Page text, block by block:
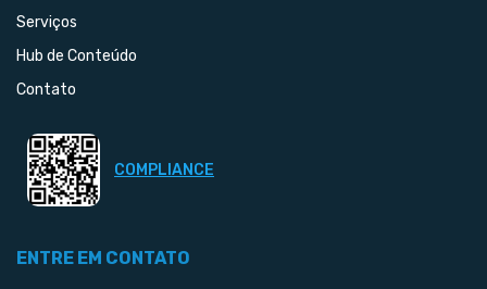
Serviços
Hub de Conteúdo
Contato
COMPLIANCE
ENTRE EM CONTATO